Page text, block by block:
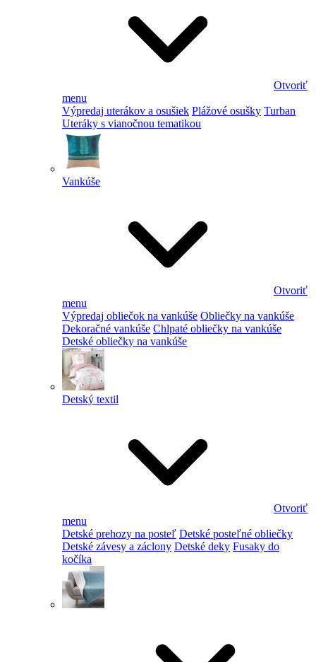
Otvoriť
menu
Výpredaj uterákov a osušiek Plážové osušky Turban
Uteráky s vianočnou tematikou
Vankúše
Otvoriť
menu
Výpredaj obliečok na vankúše Obliečky na vankúše
Dekoračné vankúše Chlpaté obliečky na vankúše
Detské obliečky na vankúše
Detský textil
Otvoriť
menu
Detské prehozy na posteľ Detské posteľné obliečky
Detské závesy a záclony Detské deky Fusaky do
kočíka